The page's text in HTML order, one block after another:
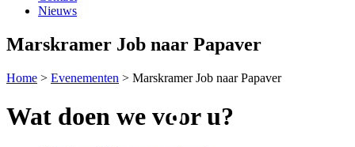
Nieuws
Marskramer Job naar Papaver
Home > Evenementen > Marskramer Job naar Papaver
Wat doen we voor u?